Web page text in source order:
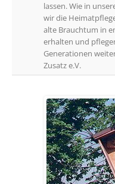
lassen. Wie in
wir die
alte Brauchtum in
erhalten und
Generationen
Zusatz e.V.